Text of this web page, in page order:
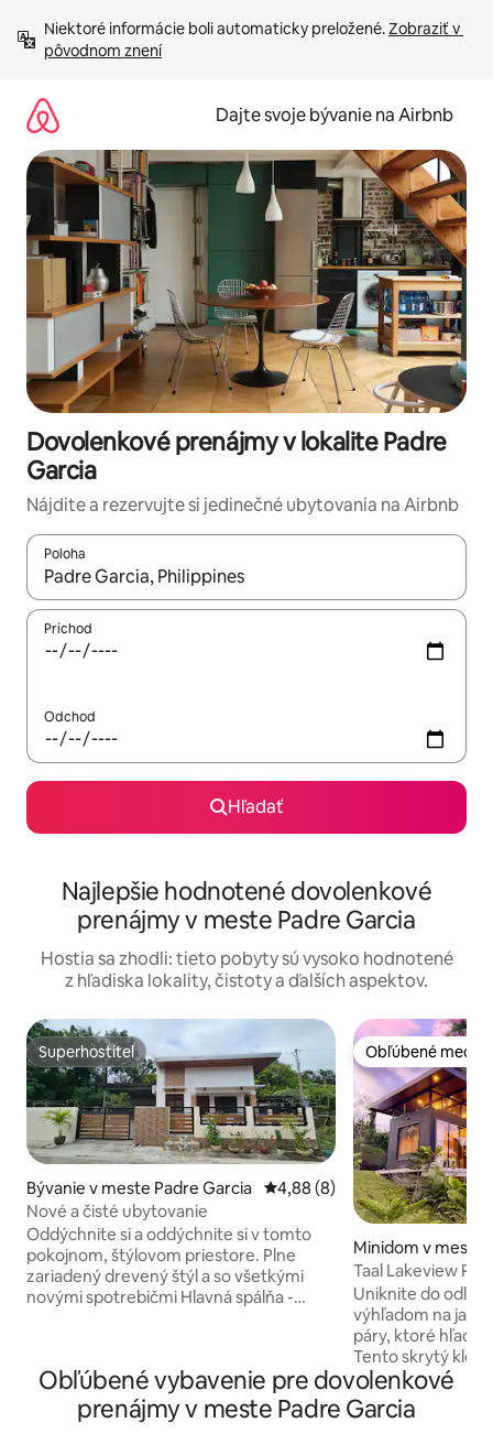
obsah.
Niektoré informácie boli automaticky preložené. Zobraziť v
pôvodnom znení
Dajte svoje bývanie na Airbnb
Dovolenkové prenájmy v lokalite Padre
Garcia
Nájdite a rezervujte si jedinečné ubytovania na Airbnb
Poloha
Keď budú výsledky k dispozícii, môžete si ich prechádzať
Príchod
Odchod
Hľadať
Najlepšie hodnotené dovolenkové
prenájmy v meste Padre Garcia
Hostia sa zhodli: tieto pobyty sú vysoko hodnotené
z hľadiska lokality, čistoty a ďalších aspektov.
Superhostiteľ
Superhostiteľ
Bývanie v meste Padre Garcia Priemerné ohodnotenie 4,88
4,88 (8)
Nové a čisté ubytovanie
Oddýchnite si a oddýchnite si v tomto
pokojnom, štýlovom priestore. Plne
zariadený drevený štýl a so všetkými
novými spotrebičmi Hlavná spálňa -
Prime Video Chladnička, riad, fritéza,
rýchlovarná kanvica, rýchlovarná
kanvica, žehlička a sušič vlasov S
Obľúbené medzi
Obľúbené medzi
Minidom v meste
Taal Lakeview
panoramatický
Uniknite do
výhľadom na
páry, ktoré
Tento skrytý
Tagaytayu
na jazero a
domček sa
Obľúbené vybavenie pre dovolenkové
prenájmy v meste Padre Garcia